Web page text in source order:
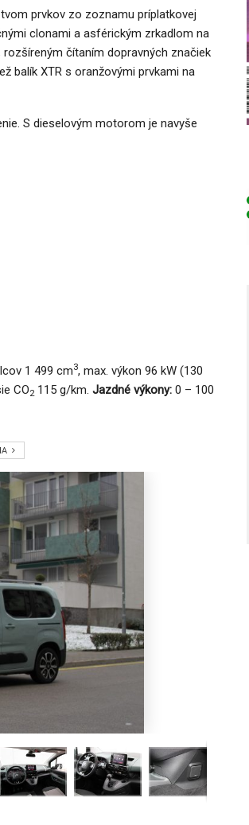
prvkov zo zoznamu príplatkovej
clonami a asférickým zrkadlom na
čítaním dopravných značiek
balík XTR s oranžovými prvkami na
S dieselovým motorom je navyše
1 499 cm3, max. výkon 96 kW (130
CO2 115 g/km. Jazdné výkony: 0 – 100